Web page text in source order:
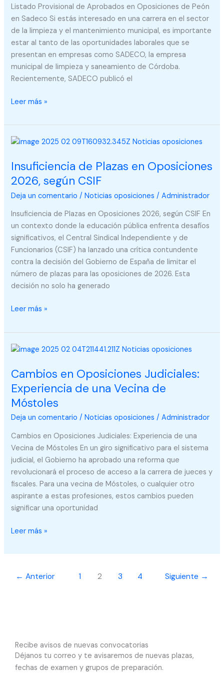
Listado Provisional de Aprobados en Oposiciones de Peón
en Sadeco Si estás interesado en una carrera en el sector
de la limpieza y el mantenimiento municipal, es importante
estar al tanto de las oportunidades laborales que se
presentan en empresas como SADECO, la empresa
municipal de limpieza y saneamiento de Córdoba.
Recientemente, SADECO publicó el
de
Peón
en
Sadeco
Leer más »
Insuficiencia de Plazas en Oposiciones
2026, según CSIF
Deja un comentario /Noticias oposiciones /Administrador
Insuficiencia de Plazas en Oposiciones 2026, según CSIF En
un contexto donde la educación pública enfrenta desafíos
significativos, el Central Sindical Independiente y de
Funcionarios (CSIF) ha lanzado una crítica contundente
contra la decisión del Gobierno de España de limitar el
número de plazas para las oposiciones de 2026. Esta
decisión no solo ha generado
Insuficiencia
Plazas
en
Oposiciones
2026,
según
CSIF
Leer más »
Cambios en Oposiciones Judiciales:
Experiencia de una Vecina de
Móstoles
Deja un comentario /Noticias oposiciones /Administrador
Cambios en Oposiciones Judiciales: Experiencia de una
Vecina de Móstoles En un giro significativo para el sistema
judicial, el Gobierno ha aprobado una reforma que
revolucionará el proceso de acceso a la carrera de jueces y
fiscales. Para una vecina de Móstoles, o cualquier otro
aspirante a estas profesiones, estos cambios pueden
significar una oportunidad
Cambios
Oposiciones
Judiciales:
Experiencia
de
una
Vecina
de
Móstoles
Leer más »
← Anterior 1 2 3 4 Siguiente →
Recibe avisos de nuevas convocatorias
Déjanos tu correo y te avisaremos de nuevas plazas,
fechas de examen y grupos de preparación.